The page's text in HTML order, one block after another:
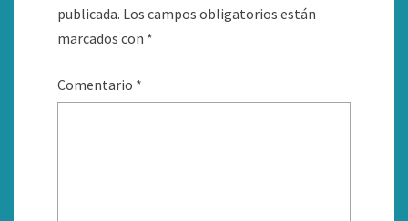
publicada. Los campos obligatorios están
marcados con *
Comentario *